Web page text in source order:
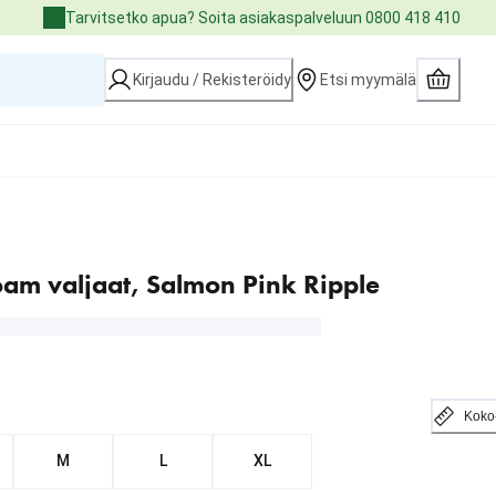
Tarvitsetko apua? Soita asiakaspalveluun 0800 418 410
Kirjaudu / Rekisteröidy Etsi myymälä
valjaat, Salmon Pink Ripple
M L XL